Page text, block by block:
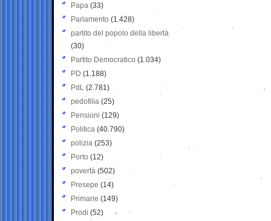
Papa (33)
Parlamento (1.428)
partito del popolo della libertà
(30)
Partito Democratico (1.034)
PD (1.188)
PdL (2.781)
pedofilia (25)
Pensioni (129)
Politica (40.790)
polizia (253)
Porto (12)
povertà (502)
Presepe (14)
Primarie (149)
Prodi (52)